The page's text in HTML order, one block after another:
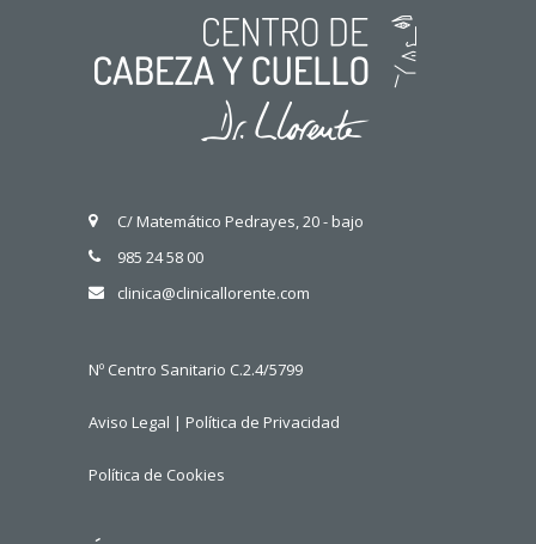
C/ Matemático Pedrayes, 20 - bajo
985 24 58 00
clinica@clinicallorente.com
Nº Centro Sanitario C.2.4/5799
Aviso Legal | Política de Privacidad
Política de Cookies